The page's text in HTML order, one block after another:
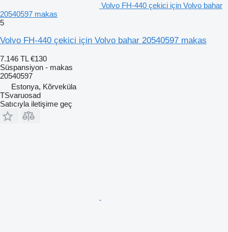
Volvo FH-440 çekici için Volvo bahar
20540597 makas
5
Volvo FH-440 çekici için Volvo bahar 20540597 makas
7.146 TL €130
Süspansiyon - makas
20540597
Estonya, Kõrveküla
TSvaruosad
Satıcıyla iletişime geç